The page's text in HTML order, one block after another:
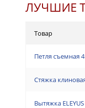
ЛУЧШИЕ
Товар
Петля съемная
Стяжка
Вытяжка